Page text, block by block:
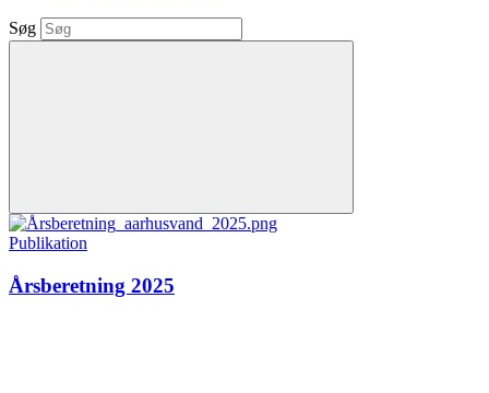
Søg
Publikation
Årsberetning 2025